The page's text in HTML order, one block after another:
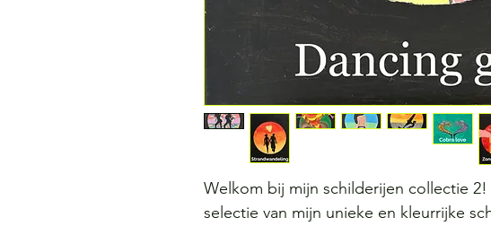
Welkom bij mijn schilderijen collectie
selectie van mijn unieke en kleurrijke